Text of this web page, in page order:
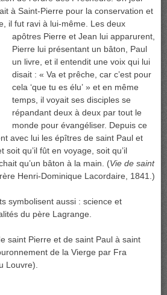
à Saint-Pierre pour la conservation et
il fut ravi à lui-même. Les deux
apôtres Pierre et Jean lui apparurent,
Pierre lui présentant un bâton, Paul
un livre, et il entendit une voix qui lui
disait : « Va et prêche, car c’est pour
cela ‘que tu es élu’ » et en même
temps, il voyait ses disciples se
répandant deux à deux par tout le
monde pour évangéliser. Depuis ce
avec lui les épîtres de saint Paul et
soit qu’il fût en voyage, soit qu’il
qu’un bâton à la main. (Vie de saint
Henri-Dominique Lacordaire, 1841.)
symbolisent aussi : science et
du père Lagrange.
saint Pierre et de saint Paul à saint
de la Vierge par Fra
Louvre).